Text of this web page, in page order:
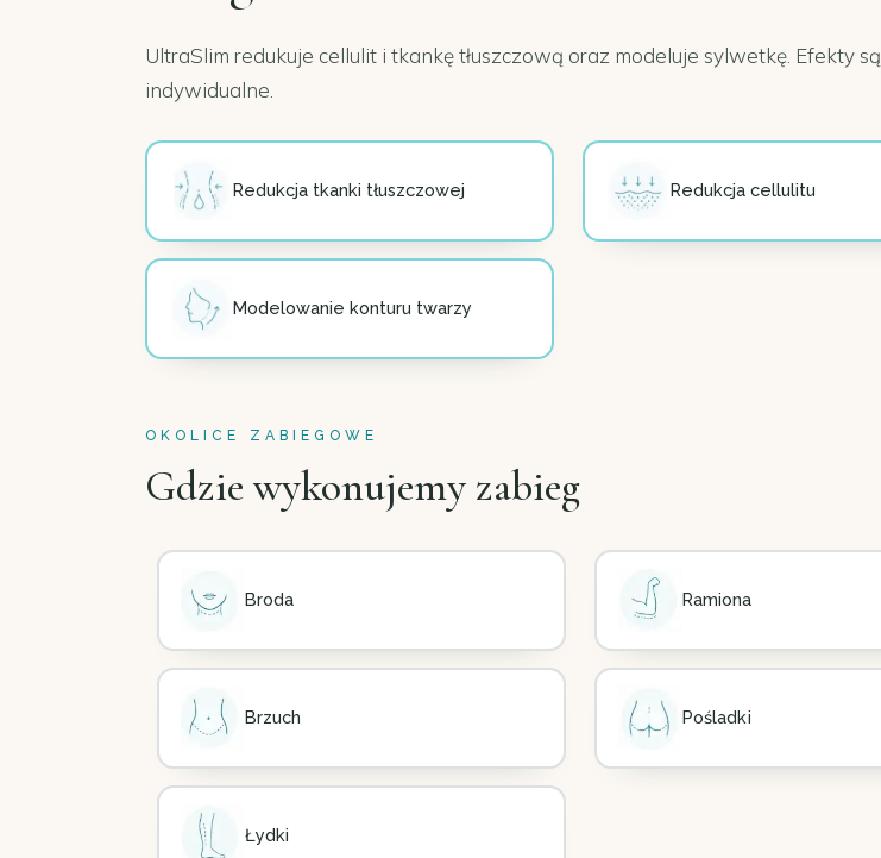
UltraSlim redukuje cellulit i tkankę tłuszczową oraz modeluje sylwetkę. Efekty są
indywidualne.
Redukcja tkanki tłuszczowej Redukcja cellulitu
Modelowanie konturu twarzy
OKOLICE ZABIEGOWE
Gdzie wykonujemy zabieg
Broda Ramiona
Brzuch Pośladki
Łydki